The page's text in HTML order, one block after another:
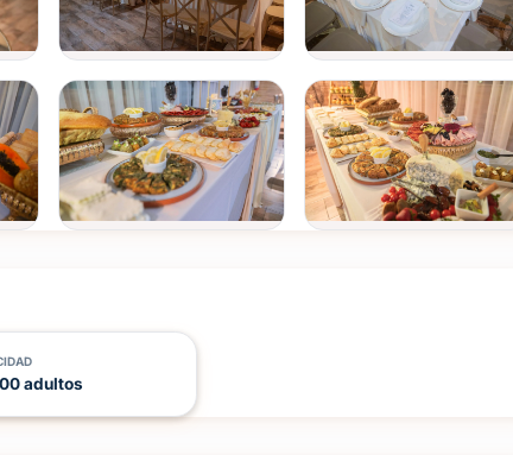
adultos